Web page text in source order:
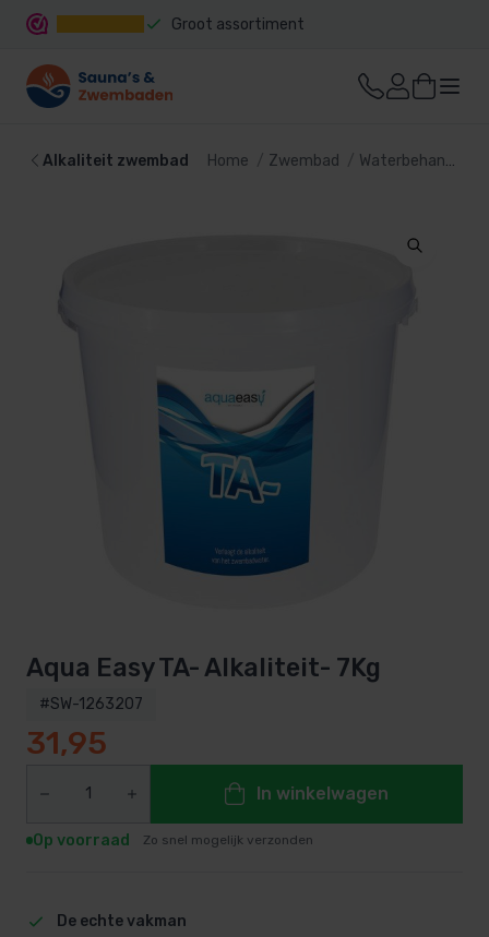
Groot assortiment
Alkaliteit zwembad Home Zwembad Waterbehandeling
Aqua Easy TA- Alkaliteit- 7Kg
#SW-1263207
31,95
In winkelwagen
Op voorraad Zo snel mogelijk verzonden
De echte vakman